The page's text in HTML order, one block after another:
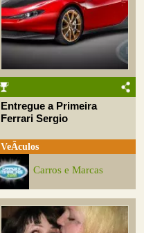
Entregue a Primeira
Ferrari Sergio
VeÃ­culos
Carros e Marcas